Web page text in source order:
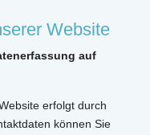
Website
auf
erfolgt durch
können Sie